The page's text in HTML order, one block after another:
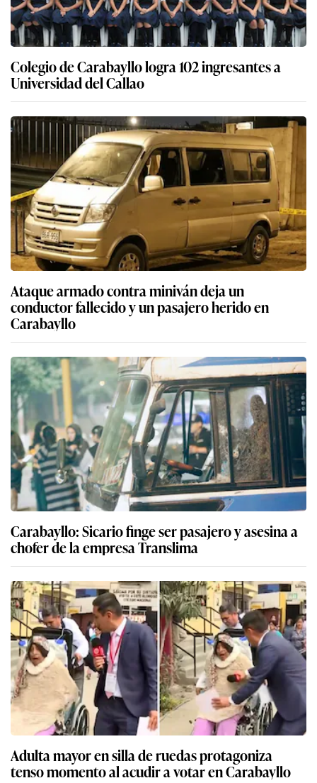
Colegio de Carabayllo logra 102 ingresantes a
Universidad del Callao
Ataque armado contra miniván deja un
conductor fallecido y un pasajero herido en
Carabayllo
Carabayllo: Sicario finge ser pasajero y asesina a
chofer de la empresa Translima
Adulta mayor en silla de ruedas protagoniza
tenso momento al acudir a votar en Carabayllo